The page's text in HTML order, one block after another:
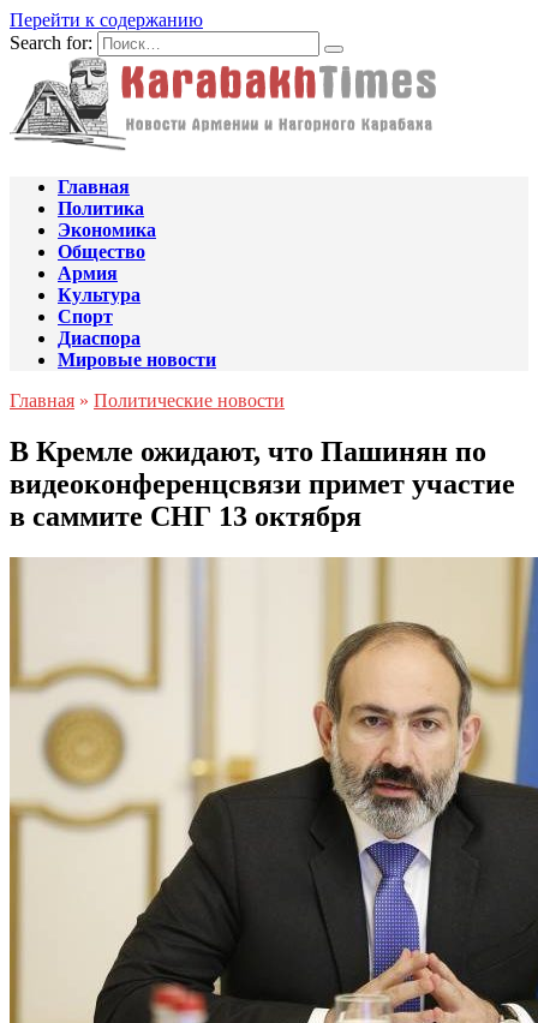
Перейти к содержанию
Search for:
Главная
Политика
Экономика
Общество
Армия
Культура
Спорт
Диаспора
Мировые новости
Главная » Политические новости
В Кремле ожидают, что Пашинян по
видеоконференцсвязи примет участие
в саммите СНГ 13 октября